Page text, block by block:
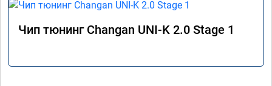
Чип тюнинг Changan UNI-K 2.0 Stage 1